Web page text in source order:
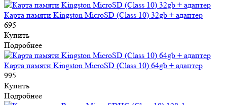
Карта памяти Kingston MicroSD (Class 10) 32gb + адаптер
695
Купить
Подробнее
Карта памяти Kingston MicroSD (Class 10) 64gb + адаптер
995
Купить
Подробнее